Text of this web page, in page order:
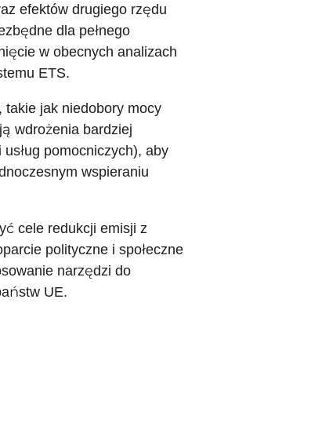
efektów drugiego rzędu
dla pełnego
w obecnych analizach
ETS.
jak niedobory mocy
wdrożenia bardziej
pomocniczych), aby
wspieraniu
cele redukcji emisji z
polityczne i społeczne
narzędzi do
UE.